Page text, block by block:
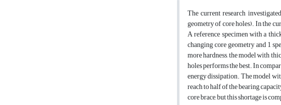
The current research
geometry of core holes). In the
A reference specimen with a
changing core geometry and 1
more hardness, the model with
holes performs the best. In
energy dissipation. The model
reach to half of the bearing
core brace, but this shortage is